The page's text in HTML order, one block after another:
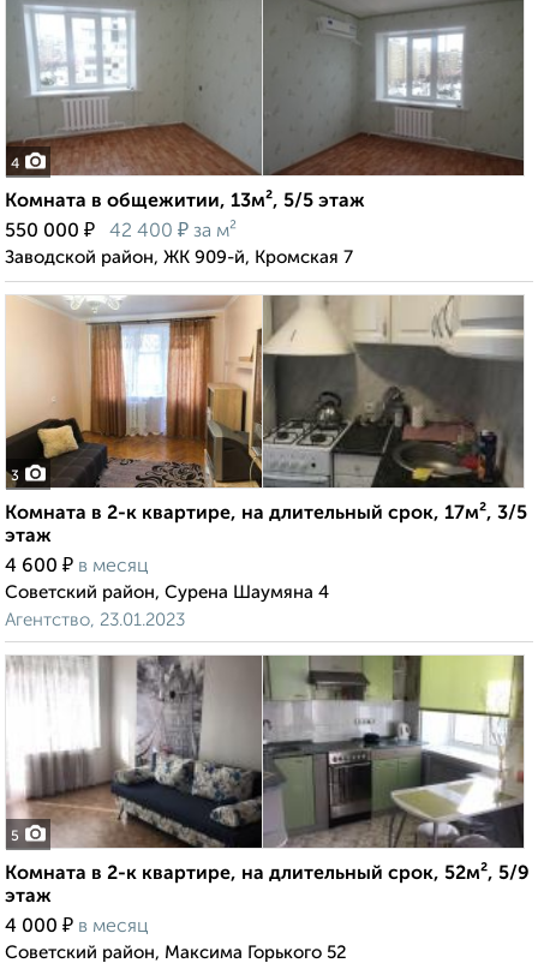
4
Комната в общежитии, 13м², 5/5 этаж
550 000 ₽ 42 400 ₽ за м²
Заводской район, ЖК 909-й, Кромская 7
3
Комната в 2-к квартире, на длительный срок, 17м², 3/5
этаж
4 600 ₽ в месяц
Советский район, Сурена Шаумяна 4
Агентство, 23.01.2023
5
Комната в 2-к квартире, на длительный срок, 52м², 5/9
этаж
4 000 ₽ в месяц
Советский район, Максима Горького 52